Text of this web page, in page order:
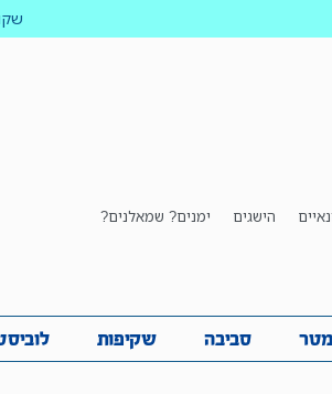
הישגים ימנים? שמאלנים?
סביבה שקיפות
סביבה שקיפות